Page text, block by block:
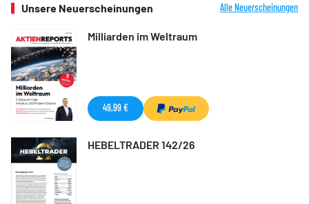
Unsere Neuerscheinungen Alle Neuerscheinungen
Milliarden im Weltraum
49,99 €
HEBELTRADER 142/26